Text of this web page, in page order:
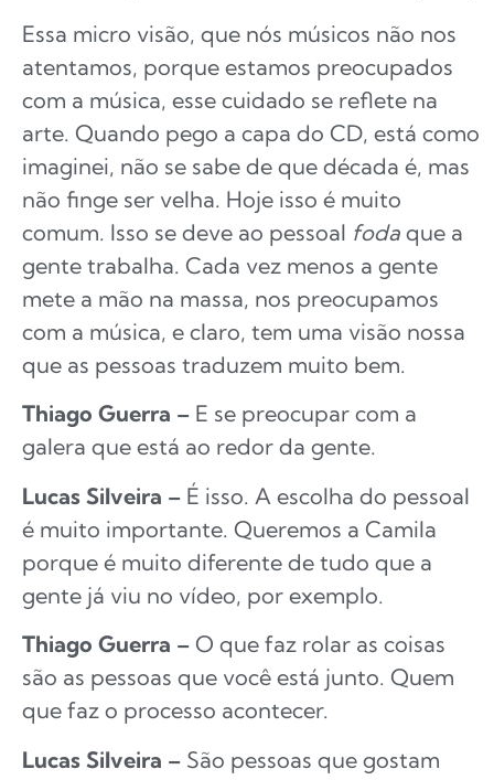
Essa micro visão, que nós músicos não nos
atentamos, porque estamos preocupados
com a música, esse cuidado se reflete na
arte. Quando pego a capa do CD, está como
imaginei, não se sabe de que década é, mas
não finge ser velha. Hoje isso é muito
comum. Isso se deve ao pessoal foda que a
gente trabalha. Cada vez menos a gente
mete a mão na massa, nos preocupamos
com a música, e claro, tem uma visão nossa
que as pessoas traduzem muito bem.
Thiago Guerra – E se preocupar com a
galera que está ao redor da gente.
Lucas Silveira – É isso. A escolha do pessoal
é muito importante. Queremos a Camila
porque é muito diferente de tudo que a
gente já viu no vídeo, por exemplo.
Thiago Guerra – O que faz rolar as coisas
são as pessoas que você está junto. Quem
que faz o processo acontecer.
Lucas Silveira – São pessoas que gostam